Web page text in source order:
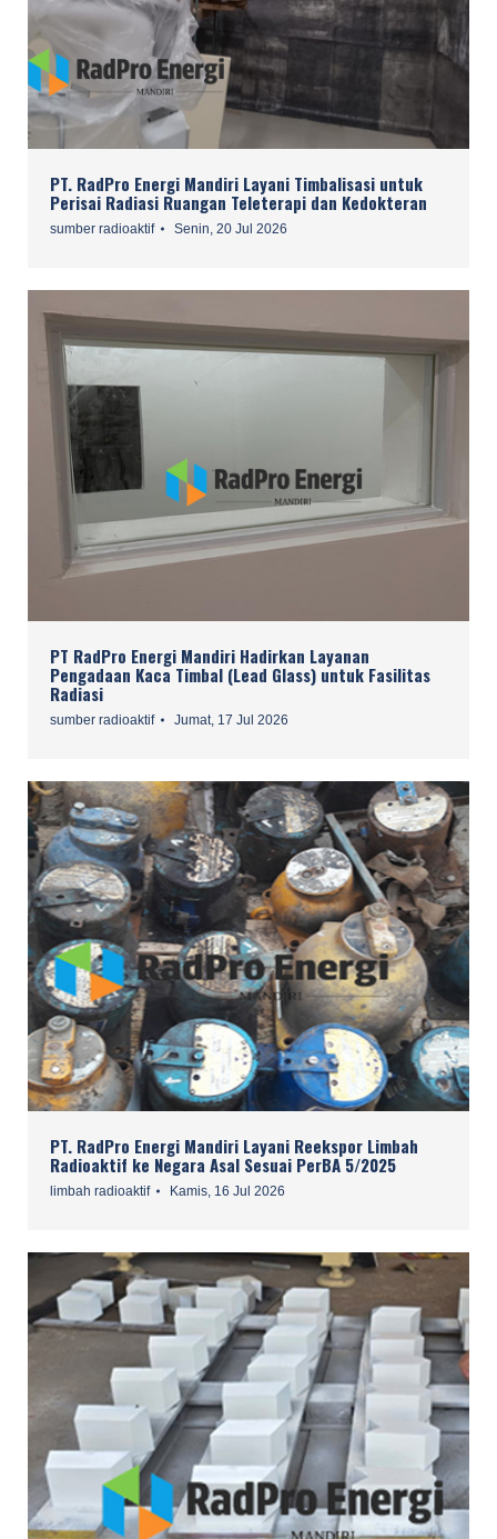
PT. RadPro Energi Mandiri Layani Timbalisasi untuk
Perisai Radiasi Ruangan Teleterapi dan Kedokteran
sumber radioaktif Senin, 20 Jul 2026
PT RadPro Energi Mandiri Hadirkan Layanan
Pengadaan Kaca Timbal (Lead Glass) untuk Fasilitas
Radiasi
sumber radioaktif Jumat, 17 Jul 2026
PT. RadPro Energi Mandiri Layani Reekspor Limbah
Radioaktif ke Negara Asal Sesuai PerBA 5/2025
limbah radioaktif Kamis, 16 Jul 2026